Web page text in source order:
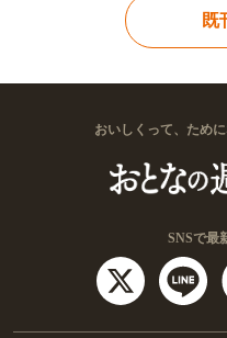
既
おいしくって、ため
SNSで最